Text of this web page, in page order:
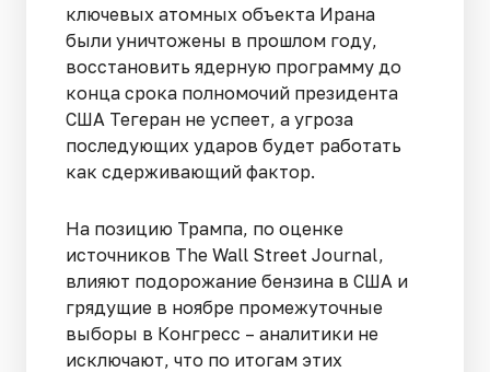
ключевых атомных объекта Ирана
были уничтожены в прошлом году,
восстановить ядерную программу до
конца срока полномочий президента
США Тегеран не успеет, а угроза
последующих ударов будет работать
как сдерживающий фактор.
На позицию Трампа, по оценке
источников The Wall Street Journal,
влияют подорожание бензина в США и
грядущие в ноябре промежуточные
выборы в Конгресс – аналитики не
исключают, что по итогам этих